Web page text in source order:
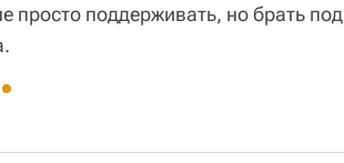
поддерживать, но брать под